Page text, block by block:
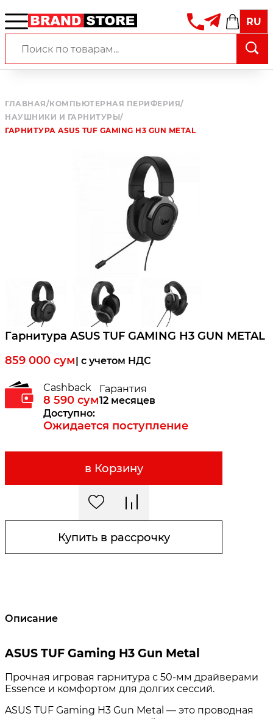
RU
ГЛАВНАЯ/КОМПЬЮТЕРНАЯ ПЕРИФЕРИЯ/
НАУШНИКИ И ГАРНИТУРЫ/
ГАРНИТУРА ASUS TUF GAMING H3 GUN METAL
Гарнитура ASUS TUF GAMING H3 GUN METAL
859 000 сум| c учетом НДС
Cashback
8 590 сум
Гарантия
12 месяцев
Доступно:
Ожидается поступление
в Корзину
Купить в рассрочку
Описание